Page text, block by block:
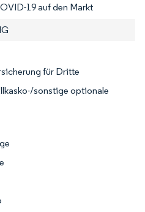
19 auf den Markt
für Dritte
sonstige optionale